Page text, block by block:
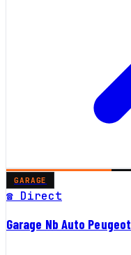
GARAGE
☎ Direct
Garage Nb Auto Peugeot